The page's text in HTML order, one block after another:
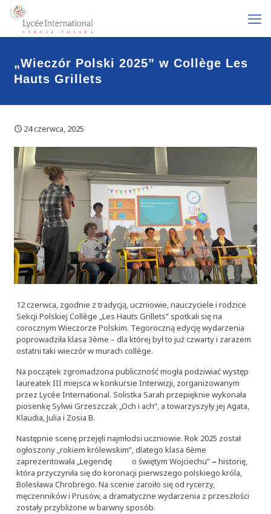
„Wieczór Polski 2025” w Collège Les
Hauts Grillets
24 czerwca, 2025
12 czerwca, zgodnie z tradycją, uczniowie, nauczyciele i rodzice
Sekcji Polskiej Collège „Les Hauts Grillets” spotkali się na
corocznym Wieczorze Polskim. Tegoroczną edycję wydarzenia
poprowadziła klasa 3ème – dla której był to już czwarty i zarazem
ostatni taki wieczór w murach collège.
Na początek zgromadzona publiczność mogła podziwiać występ
laureatek III miejsca w konkursie Interwizji, zorganizowanym
przez Lycée International. Solistka Sarah przepięknie wykonała
piosenkę Sylwii Grzeszczak „Och i ach”, a towarzyszyły jej Agata,
Klaudia, Julia i Zosia B.
Następnie scenę przejęli najmłodsi uczniowie. Rok 2025 został
ogłoszony „rokiem królewskim”, dlatego klasa 6ème
zaprezentowała „Legendę o świętym Wojciechu” –historię,
która przyczyniła się do koronacji pierwszego polskiego króla,
Bolesława Chrobrego. Na scenie zaroiło się od rycerzy,
męczenników i Prusów, a dramatyczne wydarzenia z przeszłości
zostały przybliżone w barwny sposób.